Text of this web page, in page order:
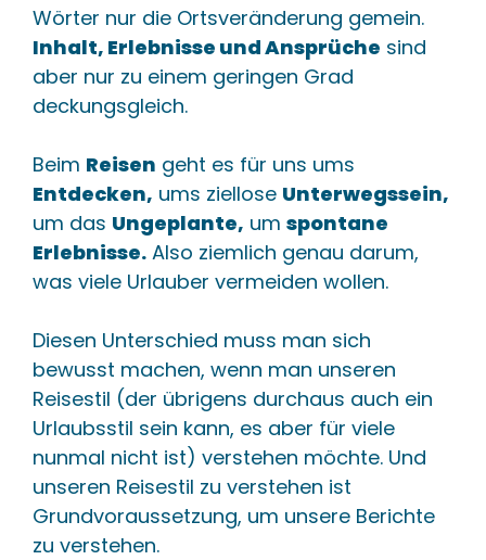
Wörter nur die Ortsveränderung gemein.
Inhalt, Erlebnisse und Ansprüche sind
aber nur zu einem geringen Grad
deckungsgleich.
Beim Reisen geht es für uns ums
Entdecken, ums ziellose Unterwegssein,
um das Ungeplante, um spontane
Erlebnisse. Also ziemlich genau darum,
was viele Urlauber vermeiden wollen.
Diesen Unterschied muss man sich
bewusst machen, wenn man unseren
Reisestil (der übrigens durchaus auch ein
Urlaubsstil sein kann, es aber für viele
nunmal nicht ist) verstehen möchte. Und
unseren Reisestil zu verstehen ist
Grundvoraussetzung, um unsere Berichte
zu verstehen.